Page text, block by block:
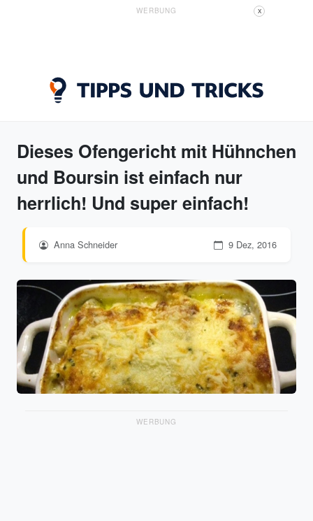
WERBUNG X
Dieses Ofengericht mit Hühnchen
und Boursin ist einfach nur
herrlich! Und super einfach!
Anna Schneider 9 Dez, 2016
WERBUNG